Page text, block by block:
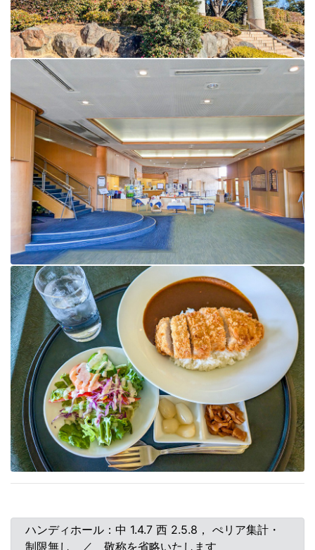
ハンディホール：中 1.4.7 西 2.5.8， ぺリア集計・
制限無し ／ 敬称を省略いたします